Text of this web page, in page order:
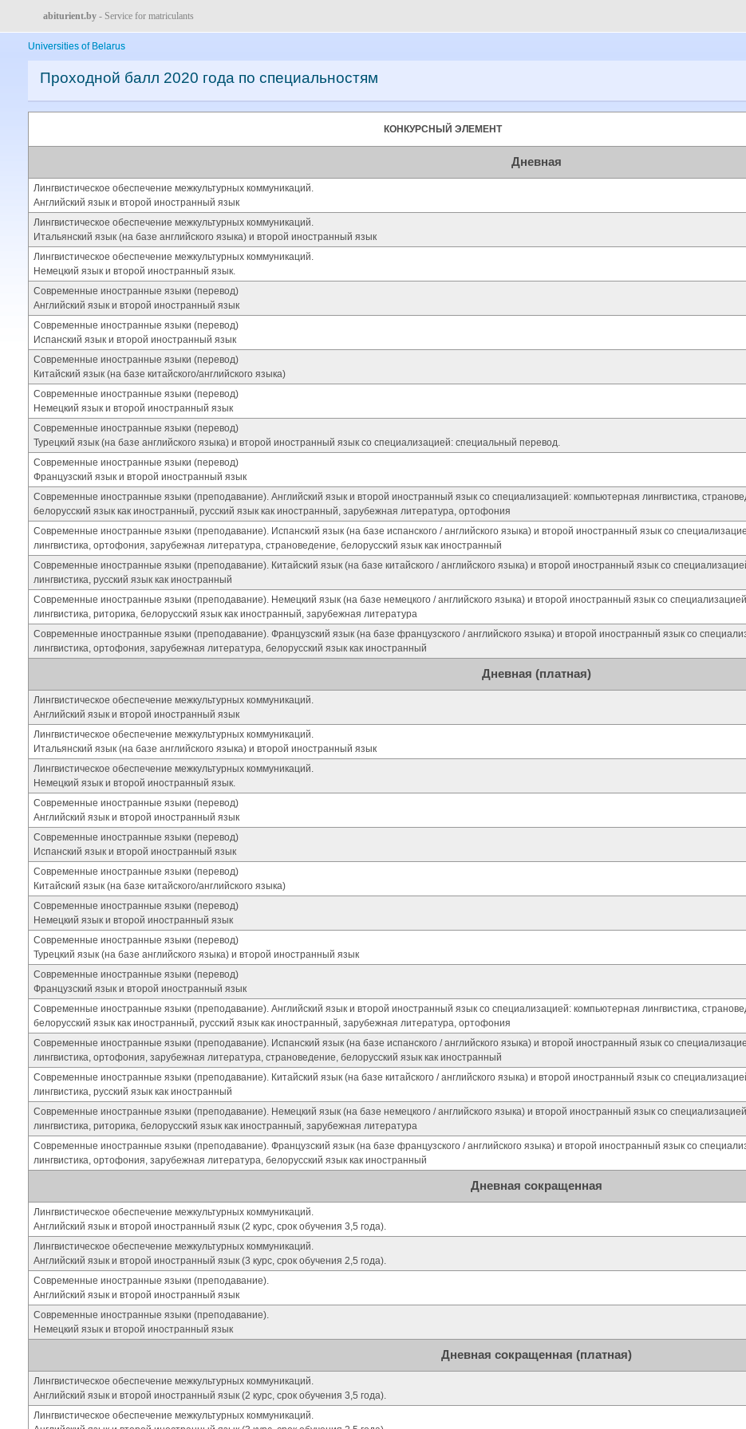
abiturient.by - Service for matriculants
Universities of Belarus
Проходной балл 2020 года по специальностям
КОНКУРСНЫЙ ЭЛЕМЕНТ
Дневная
Лингвистическое обеспечение межкультурных коммуникаций.
Английский язык и второй иностранный язык
Лингвистическое обеспечение межкультурных коммуникаций.
Итальянский язык (на базе английского языка) и второй иностранный язык
Лингвистическое обеспечение межкультурных коммуникаций.
Немецкий язык и второй иностранный язык.
Современные иностранные языки (перевод)
Английский язык и второй иностранный язык
Современные иностранные языки (перевод)
Испанский язык и второй иностранный язык
Современные иностранные языки (перевод)
Китайский язык (на базе китайского/английского языка)
Современные иностранные языки (перевод)
Немецкий язык и второй иностранный язык
Современные иностранные языки (перевод)
Турецкий язык (на базе английского языка) и второй иностранный язык со специализацией: специальный перевод.
Современные иностранные языки (перевод)
Французский язык и второй иностранный язык
Современные иностранные языки (преподавание). Английский язык и второй иностранный язык со специализацией: компьютерная лингвистика,
белорусский язык как иностранный, русский язык как иностранный, зарубежная литература, ортофония
Современные иностранные языки (преподавание). Испанский язык (на базе испанского / английского языка) и второй иностранный язык со
лингвистика, ортофония, зарубежная литература, страноведение, белорусский язык как иностранный
Современные иностранные языки (преподавание). Китайский язык (на базе китайского / английского языка) и второй иностранный язык со
лингвистика, русский язык как иностранный
Современные иностранные языки (преподавание). Немецкий язык (на базе немецкого / английского языка) и второй иностранный язык со
лингвистика, риторика, белорусский язык как иностранный, зарубежная литература
Современные иностранные языки (преподавание). Французский язык (на базе французского / английского языка) и второй иностранный язык со
лингвистика, ортофония, зарубежная литература, белорусский язык как иностранный
Дневная (платная)
Лингвистическое обеспечение межкультурных коммуникаций.
Английский язык и второй иностранный язык
Лингвистическое обеспечение межкультурных коммуникаций.
Итальянский язык (на базе английского языка) и второй иностранный язык
Лингвистическое обеспечение межкультурных коммуникаций.
Немецкий язык и второй иностранный язык.
Современные иностранные языки (перевод)
Английский язык и второй иностранный язык
Современные иностранные языки (перевод)
Испанский язык и второй иностранный язык
Современные иностранные языки (перевод)
Китайский язык (на базе китайского/английского языка)
Современные иностранные языки (перевод)
Немецкий язык и второй иностранный язык
Современные иностранные языки (перевод)
Турецкий язык (на базе английского языка) и второй иностранный язык
Современные иностранные языки (перевод)
Французский язык и второй иностранный язык
Современные иностранные языки (преподавание). Английский язык и второй иностранный язык со специализацией: компьютерная лингвистика,
белорусский язык как иностранный, русский язык как иностранный, зарубежная литература, ортофония
Современные иностранные языки (преподавание). Испанский язык (на базе испанского / английского языка) и второй иностранный язык со
лингвистика, ортофония, зарубежная литература, страноведение, белорусский язык как иностранный
Современные иностранные языки (преподавание). Китайский язык (на базе китайского / английского языка) и второй иностранный язык со
лингвистика, русский язык как иностранный
Современные иностранные языки (преподавание). Немецкий язык (на базе немецкого / английского языка) и второй иностранный язык со
лингвистика, риторика, белорусский язык как иностранный, зарубежная литература
Современные иностранные языки (преподавание). Французский язык (на базе французского / английского языка) и второй иностранный язык со
лингвистика, ортофония, зарубежная литература, белорусский язык как иностранный
Дневная сокращенная
Лингвистическое обеспечение межкультурных коммуникаций.
Английский язык и второй иностранный язык (2 курс, срок обучения 3,5 года).
Лингвистическое обеспечение межкультурных коммуникаций.
Английский язык и второй иностранный язык (3 курс, срок обучения 2,5 года).
Современные иностранные языки (преподавание).
Английский язык и второй иностранный язык
Современные иностранные языки (преподавание).
Немецкий язык и второй иностранный язык
Дневная сокращенная (платная)
Лингвистическое обеспечение межкультурных коммуникаций.
Английский язык и второй иностранный язык (2 курс, срок обучения 3,5 года).
Лингвистическое обеспечение межкультурных коммуникаций.